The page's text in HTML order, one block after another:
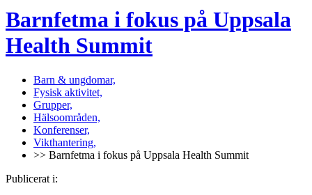
Barnfetma i fokus på Uppsala
Health Summit
Barn & ungdomar,
Fysisk aktivitet,
Grupper,
Hälsoområden,
Konferenser,
Vikthantering,
>> Barnfetma i fokus på Uppsala Health Summit
Publicerat i: